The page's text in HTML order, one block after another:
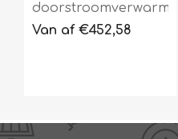
doorstroomverwarmer
Van af €452,58